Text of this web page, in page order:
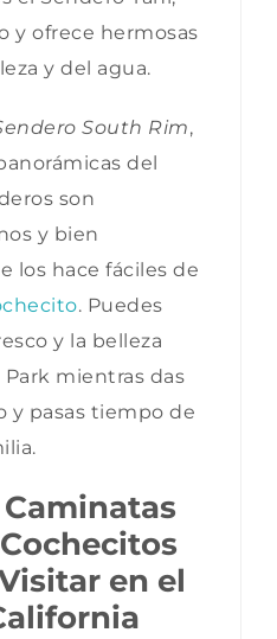
y ofrece hermosas
y del agua.
South Rim,
del
son
y bien
los hace fáciles de
. Puedes
y la belleza
mientras das
y pasas tiempo de
en el